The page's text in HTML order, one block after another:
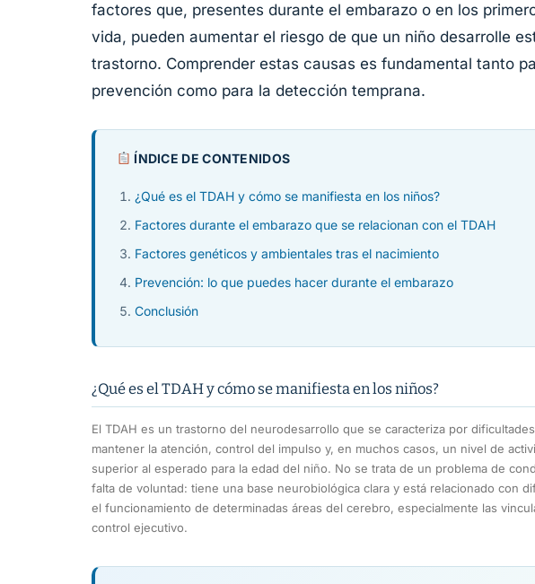
factores que, presentes durante el embarazo o en los
vida, pueden aumentar el riesgo de que un niño desarrolle
trastorno. Comprender estas causas es fundamental tanto
prevención como para la detección temprana.
ÍNDICE DE CONTENIDOS
¿Qué es el TDAH y cómo se manifiesta en los niños?
Factores durante el embarazo que se relacionan con el TDAH
Factores genéticos y ambientales tras el nacimiento
Prevención: lo que puedes hacer durante el embarazo
Conclusión
¿Qué es el TDAH y cómo se manifiesta en los niños?
El TDAH es un trastorno del neurodesarrollo que se caracteriza por
mantener la atención, control del impulso y, en muchos casos, un nivel de
superior al esperado para la edad del niño. No se trata de un problema de
falta de voluntad: tiene una base neurobiológica clara y está relacionado con
el funcionamiento de determinadas áreas del cerebro, especialmente las
control ejecutivo.